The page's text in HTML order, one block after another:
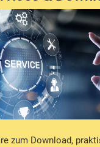
zum Download,